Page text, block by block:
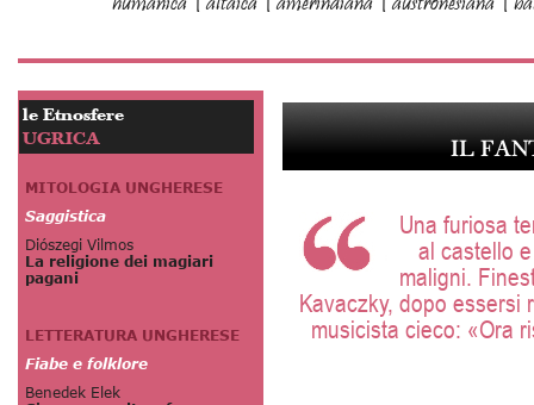
IL
Una furiosa
al castello
maligni.
Kavaczky, dopo essersi
musicista cieco: «Ora